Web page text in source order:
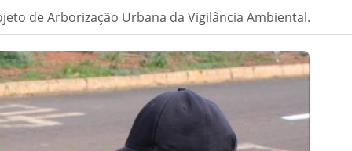
de Arborização Urbana da Vigilância Ambiental.